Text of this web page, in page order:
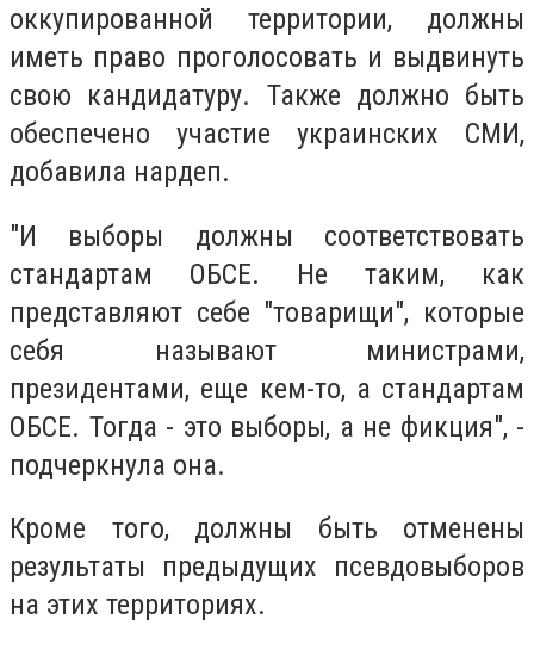
оккупированной территории, должны
иметь право проголосовать и выдвинуть
свою кандидатуру. Также должно быть
обеспечено участие украинских СМИ,
добавила нардеп.
"И выборы должны соответствовать
стандартам ОБСЕ. Не таким, как
представляют себе "товарищи", которые
себя называют министрами,
президентами, еще кем-то, а стандартам
ОБСЕ. Тогда - это выборы, а не фикция", -
подчеркнула она.
Кроме того, должны быть отменены
результаты предыдущих псевдовыборов
на этих территориях.